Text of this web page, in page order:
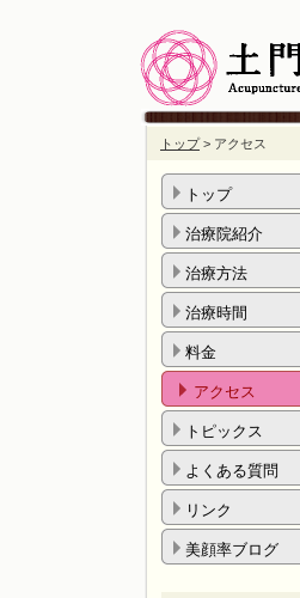
トップ> アクセス
トップ
治療院紹介
治療方法
治療時間
料金
アクセス
トピックス
よくある質問
リンク
美顔率ブログ